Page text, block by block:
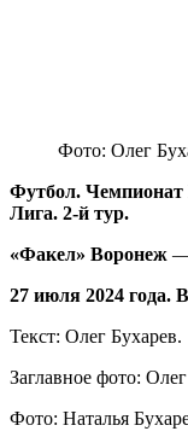
Фото: Олег
Футбол.
Лига. 2-й тур.
«Факел» Воронеж
27 июля 2024 года.
Текст: Олег Бухарев.
Заглавное фото:
Фото: Наталья